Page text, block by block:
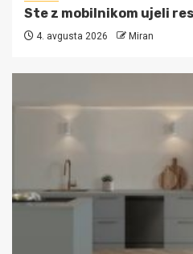
Ste z mobilnikom ujeli
4. avgusta 2026 Miran